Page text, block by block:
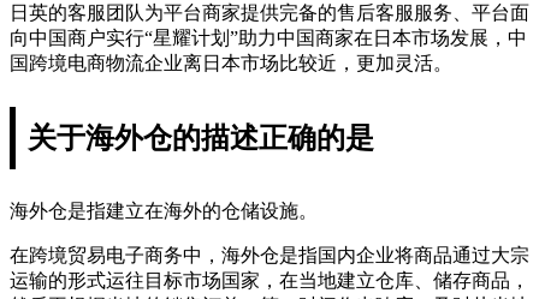
日英的客服团队为平台商家提供完备的售后客服服务、平台面
向中国商户实行“星耀计划”助力中国商家在日本市场发展，中
国跨境电商物流企业离日本市场比较近，更加灵活。
关于海外仓的描述正确的是
海外仓是指建立在海外的仓储设施。
在跨境贸易电子商务中，海外仓是指国内企业将商品通过大宗
运输的形式运往目标市场国家，在当地建立仓库、储存商品，